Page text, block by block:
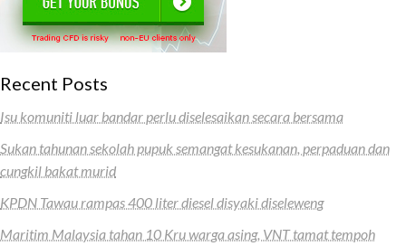
Recent Posts
Isu komuniti luar bandar perlu diselesaikan secara bersama
Sukan tahunan sekolah pupuk semangat kesukanan, perpaduan dan
cungkil bakat murid
KPDN Tawau rampas 400 liter diesel disyaki diseleweng
Maritim Malaysia tahan 10 Kru warga asing, VNT tamat tempoh